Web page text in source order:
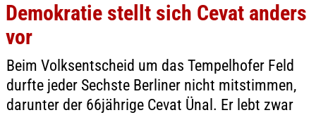
Demokratie stellt sich Cevat anders
vor
Beim Volksentscheid um das Tempelhofer Feld
durfte jeder Sechste Berliner nicht mitstimmen,
darunter der 66jährige Cevat Ünal. Er lebt zwar